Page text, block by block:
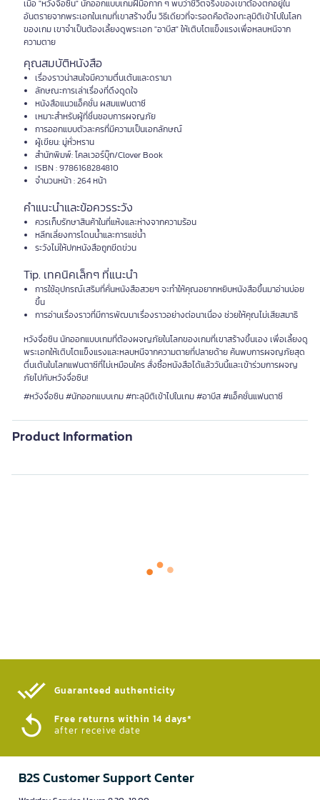
เมื่อ "หวังจื่อซิน" นักออกแบบเกมฝีมือกาก ๆ พบว่าชีวิตจริงของเขาต้องตกอยู่ใน
อันตรายจากพระเอกในเกมที่เขาสร้างขึ้น วิธีเดียวที่จะรอดคือต้องทะลุมิติเข้าไปในโลก
ของเกม เขาจำเป็นต้องเลี้ยงดูพระเอก "อาบีส" ให้เติบโตแข็งแรงเพื่อหลบหนีจาก
ความตาย
คุณสมบัติหนังสือ
เรื่องราวน่าสนใจมีความตื่นเต้นและดรามา
ลักษณะการเล่าเรื่องที่ดึงดูดใจ
หนังสือแนวแอ็คชั่น ผสมแฟนตาซี
เหมาะสำหรับผู้ที่ชื่นชอบการผจญภัย
การออกแบบตัวละครที่มีความเป็นเอกลักษณ์
ผู้เขียน: มู่หั่วหราน
สำนักพิมพ์: โคลเวอร์บุ๊ก/Clover Book
ISBN : 9786168284810
จำนวนหน้า : 264 หน้า
คำแนะนำและข้อควรระวัง
ควรเก็บรักษาสินค้าในที่แห้งและห่างจากความร้อน
หลีกเลี่ยงการโดนน้ำและการแช่น้ำ
ระวังไม่ให้ปกหนังสือถูกขีดข่วน
Tip. เทคนิคเล็กๆ ที่แนะนำ
การใช้อุปกรณ์เสริมที่คั่นหนังสือสวยๆ จะทำให้คุณอยากหยิบหนังสือขึ้นมาอ่านบ่อย
ขึ้น
การอ่านเรื่องราวที่มีการพัฒนาเรื่องราวอย่างต่อนาเนื่อง ช่วยให้คุณไม่เสียสมาธิ
หวังจื่อซิน นักออกแบบเกมที่ต้องผจญภัยในโลกของเกมที่เขาสร้างขึ้นเอง เพื่อเลี้ยงดู
พระเอกให้เติบโตแข็งแรงและหลบหนีจากความตายที่ปลายด้าย ค้นพบการผจญภัยสุด
ตื่นเต้นในโลกแฟนตาซีที่ไม่เหมือนใคร สั่งซื้อหนังสือได้แล้ววันนี้และเข้าร่วมการผจญ
ภัยไปกับหวังจื่อซิน!
#หวังจื่อซิน #นักออกแบบเกม #ทะลุมิติเข้าไปในเกม #อาบีส #แอ็คชั่นแฟนตาซี
Product Information
Guaranteed authenticity​
Free returns within 14 days*
after receive date
B2S Customer Support Center